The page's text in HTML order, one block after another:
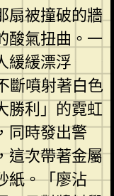
扇被撞破的牆
酸氣扭曲。一
緩緩漂浮
斷噴射著白色
勝利」的霓虹
同時發出警
這次帶著金屬
紙。「廖沾